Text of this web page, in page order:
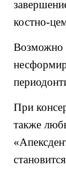
костно-
Возможно
При
также